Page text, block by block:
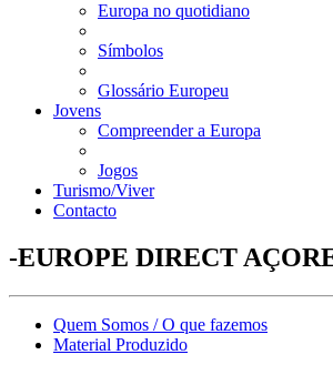
Europa no quotidiano
Símbolos
Glossário Europeu
Jovens
Compreender a Europa
Jogos
Turismo/Viver
Contacto
-EUROPE DIRECT
Quem Somos / O que fazemos
Material Produzido